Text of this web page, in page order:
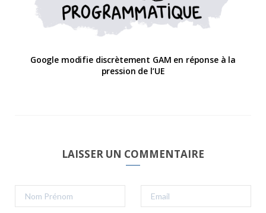
Google modifie discrètement GAM en réponse à la
pression de l’UE
LAISSER UN COMMENTAIRE